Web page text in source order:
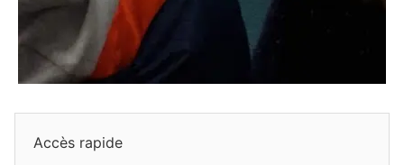
Accès rapide